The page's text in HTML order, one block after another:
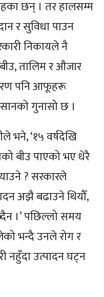
छन् । तर हालसम्म
र सुविधा पाउन
निकायले नै
तालिम र औजार
पनि आफूहरू
गुनासो छ ।
भने, ‘१५ वर्षदेखि
बीउ पाएको भए धेरै
? सरकारले
अझै बढाउने थियौँ,
।’ पछिल्लो समय
भन्दै उनले रोग र
नहुँदा उत्पादन घट्न